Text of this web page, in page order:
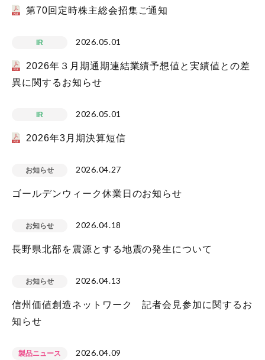
第70回定時株主総会招集ご通知
IR 2026.05.01
2026年３月期通期連結業績予想値と実績値との差
異に関するお知らせ
IR 2026.05.01
2026年3月期決算短信
お知らせ 2026.04.27
ゴールデンウィーク休業日のお知らせ
お知らせ 2026.04.18
長野県北部を震源とする地震の発生について
お知らせ 2026.04.13
信州価値創造ネットワーク 記者会見参加に関するお
知らせ
製品ニュース 2026.04.09